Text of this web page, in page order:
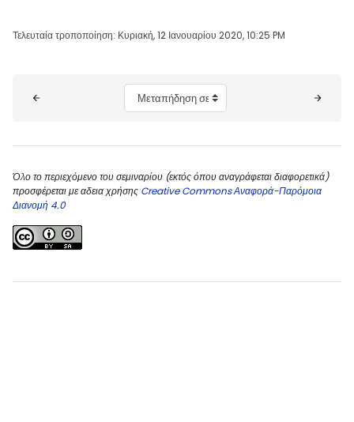
Τελευταία τροποποίηση: Κυριακή, 12 Ιανουαρίου 2020, 10:25 PM
Μεταπήδηση σε...
Όλο το περιεχόμενο του σεμιναρίου (εκτός όπου αναγράφεται διαφορετικά)
προσφέρεται με αδεια χρήσης Creative Commons Αναφορά-Παρόμοια
Διανομή 4.0